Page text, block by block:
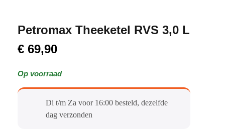
Petromax Theeketel RVS 3,0 L
€ 69,90
Op voorraad
Di t/m Za voor 16:00 besteld, dezelfde
dag verzonden​